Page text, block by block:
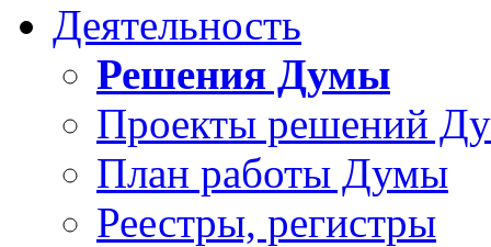
Деятельность
Решения Думы
Проекты решений
План работы Думы
Реестры, регистры